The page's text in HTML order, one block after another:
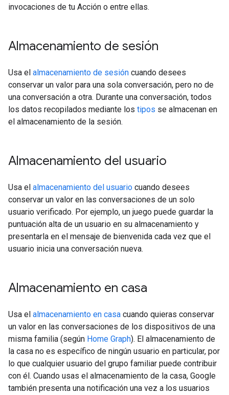
invocaciones de tu Acción o entre ellas.
Almacenamiento de sesión
Usa el almacenamiento de sesión cuando desees
conservar un valor para una sola conversación, pero no de
una conversación a otra. Durante una conversación, todos
los datos recopilados mediante los tipos se almacenan en
el almacenamiento de la sesión.
Almacenamiento del usuario
Usa el almacenamiento del usuario cuando desees
conservar un valor en las conversaciones de un solo
usuario verificado. Por ejemplo, un juego puede guardar la
puntuación alta de un usuario en su almacenamiento y
presentarla en el mensaje de bienvenida cada vez que el
usuario inicia una conversación nueva.
Almacenamiento en casa
Usa el almacenamiento en casa cuando quieras conservar
un valor en las conversaciones de los dispositivos de una
misma familia (según Home Graph). El almacenamiento de
la casa no es específico de ningún usuario en particular, por
lo que cualquier usuario del grupo familiar puede contribuir
con él. Cuando usas el almacenamiento de la casa, Google
también presenta una notificación una vez a los usuarios